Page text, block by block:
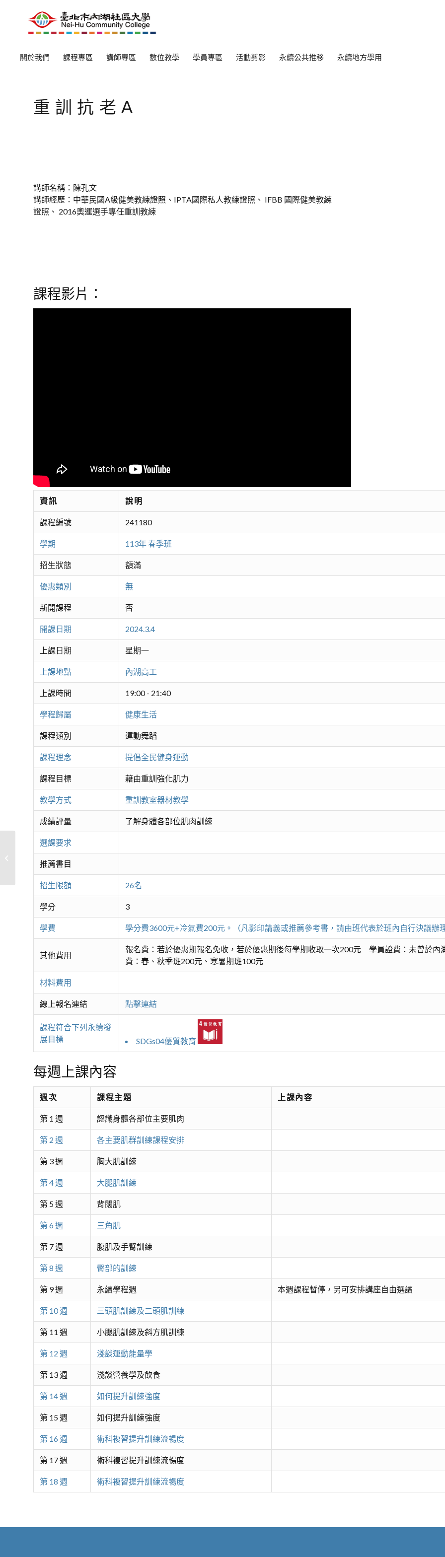
關於我們 課程專區 講師專區 數位教學 學員專區 活動剪影 永續公共推移 永續地方學用
重訓抗老A
講師名稱：陳孔文
講師經歷：中華民國A級健美教練證照、IPTA國際私人教練證照、 IFBB 國際健美教練
證照、 2016奧運選手專任重訓教練
課程影片：
資訊 說明
課程編號 241180
學期 113年 春季班
招生狀態 額滿
優惠類別 無
新開課程 否
開課日期 2024.3.4
上課日期 星期一
上課地點 內湖高工
上課時間 19:00 - 21:40
學程歸屬 健康生活
課程類別 運動舞蹈
課程理念 提倡全民健身運動
課程目標 藉由重訓強化肌力
教學方式 重訓教室器材教學
成績評量 了解身體各部位肌肉訓練
選課要求
推薦書目
招生限額 26名
學分 3
學費 學分費3600元+冷氣費200元。（凡影印講義或推薦參考書，請由班代表於班內自行決議辦
其他費用
報名費：若於優惠期報名免收，若於優惠期後每學期收取一次200元 學員證費：未曾於內
費：春、秋季班200元、寒暑期班100元
材料費用
線上報名連結 點擊連結
課程符合下列永續發
展目標
SDGs04優質教育
每週上課內容
週次 課程主題 上課內容
第 1 週 認識身體各部位主要肌肉
第 2 週 各主要肌群訓練課程安排
第 3 週 胸大肌訓練
第 4 週 大腿肌訓練
第 5 週 背闊肌
第 6 週 三角肌
第 7 週 腹肌及手臂訓練
第 8 週 臀部的訓練
第 9 週 永續學程週 本週課程暫停，另可安排講座自由選讀
第 10 週 三頭肌訓練及二頭肌訓練
第 11 週 小腿肌訓練及斜方肌訓練
第 12 週 淺談運動能量學
第 13 週 淺談營養學及飲食
第 14 週 如何提升訓練強度
第 15 週 如何提升訓練強度
第 16 週 術科複習提升訓練流暢度
第 17 週 術科複習提升訓練流暢度
第 18 週 術科複習提升訓練流暢度